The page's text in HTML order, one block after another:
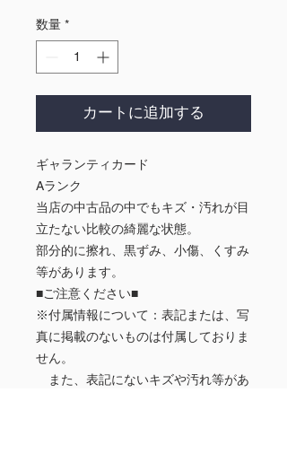
数量 *
カートに追加する
ギャランティカード
Aランク
当店の中古品の中でもキズ・汚れが目
立たない比較の綺麗な状態。
部分的に擦れ、黒ずみ、小傷、くすみ
等があります。
■ご注意ください■
※付属情報について：表記または、写
真に掲載のないものは付属しておりま
せん。
また、表記にないキズや汚れ等があ